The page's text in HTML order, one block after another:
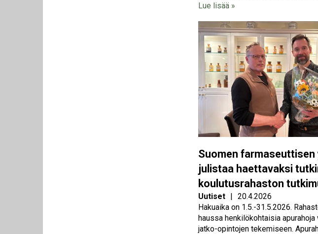
Lue lisää »
Kuva
Suomen
julistaa haettavaksi
koulutusrahaston
Uutiset | 20.4.2026
Hakuaika on 1.5.-31.5.2026.
haussa henkilökohtaisia
jatko-opintojen tekemiseen.